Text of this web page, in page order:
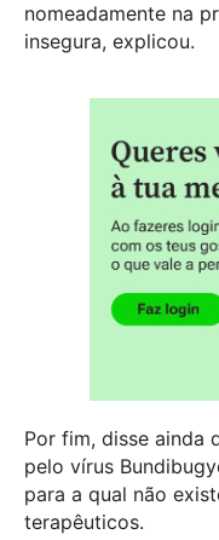
nomeadamente na
insegura, explicou.
Por fim, disse ainda
pelo vírus
para a qual não
terapêuticos.